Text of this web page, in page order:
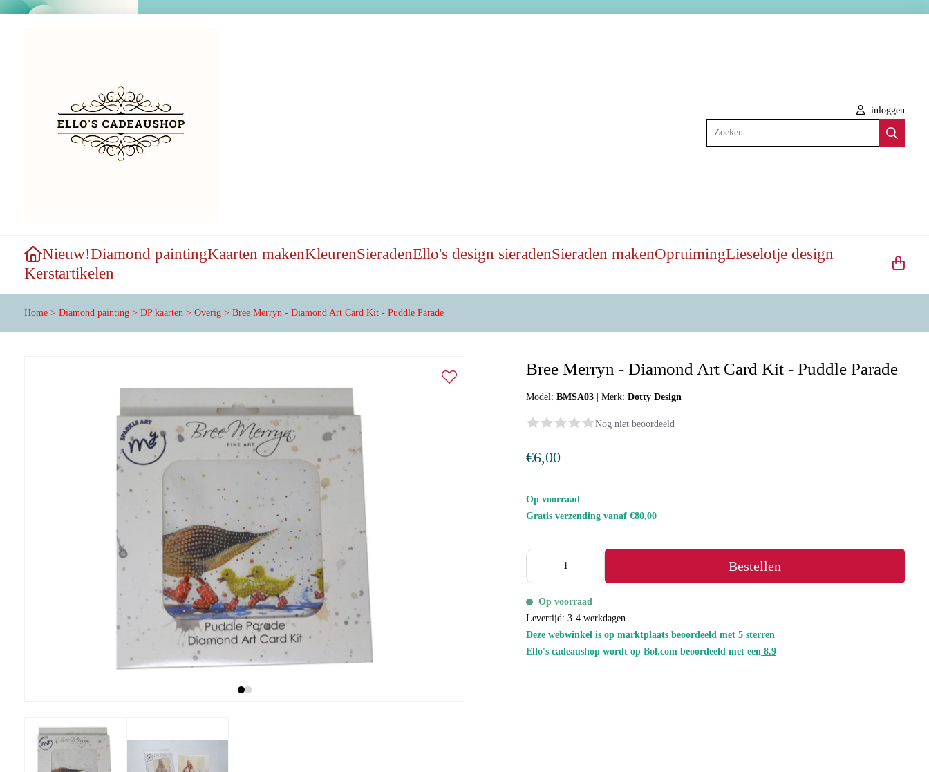
inloggen
Zoeken
Nieuw!Diamond paintingKaarten makenKleurenSieradenEllo's design sieradenSieraden makenOpruimingLieselotje design
Kerstartikelen
Home > Diamond painting > DP kaarten > Overig > Bree Merryn - Diamond Art Card Kit - Puddle Parade
Bree Merryn - Diamond Art Card Kit - Puddle Parade
Model:BMSA03 |Merk:Dotty Design
Nog niet beoordeeld
€6,00
Op voorraad
Gratis verzending vanaf €80,00
Bestellen
Op voorraad
Levertijd: 3-4 werkdagen
Deze webwinkel is op marktplaats beoordeeld met 5 sterren
Ello's cadeaushop wordt op Bol.com beoordeeld met een 8.9